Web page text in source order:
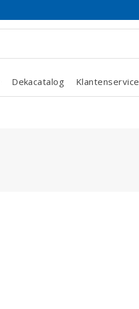
Dekacatalog Klantenservice